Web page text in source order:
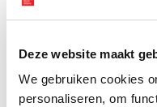
Deze website maakt
We gebruiken cookies
personaliseren, om
Naam*
E-mail*